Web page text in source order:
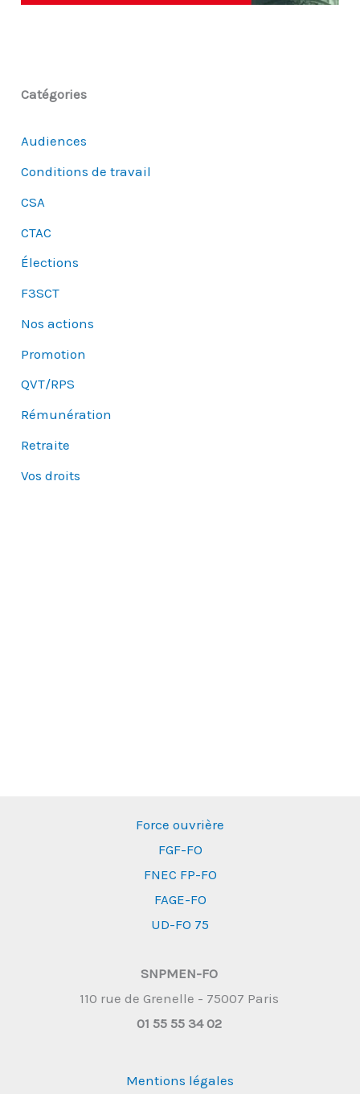
Catégories
Audiences
Conditions de travail
CSA
CTAC
Élections
F3SCT
Nos actions
Promotion
QVT/RPS
Rémunération
Retraite
Vos droits
Force ouvrière
FGF-FO
FNEC FP-FO
FAGE-FO
UD-FO 75
SNPMEN-FO
110 rue de Grenelle - 75007 Paris
01 55 55 34 02
Mentions légales